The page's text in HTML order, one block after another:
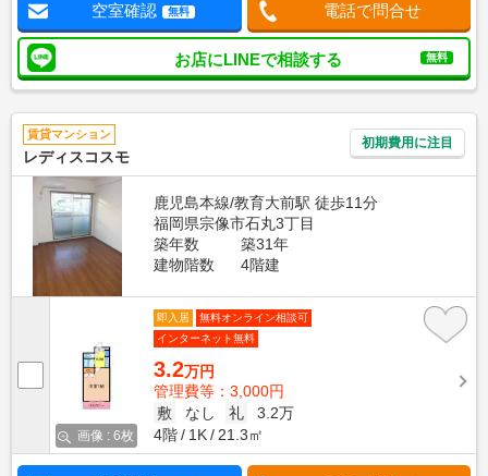
空室確認 無料 電話で問合せ
お店にLINEで相談する 無料
賃貸マンション
レディスコスモ
初期費用に注目
鹿児島本線/教育大前駅 徒歩11分
福岡県宗像市石丸3丁目
築年数
築31年
建物階数
4階建
画像 : 6枚
即入居
無料オンライン相談可
インターネット無料
3.2万円
管理費等：3,000円
敷
なし 礼
3.2万
4階
1K 21.3㎡